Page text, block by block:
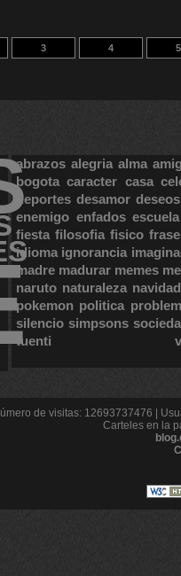
3 4 5
abrazos alegria alma
bogota caracter casa
deportes desamor deseos
enemigo enfados escuela
fiesta filosofia fisico
idioma ignorancia
madre madurar memes
naruto naturaleza navidad
pokemon politica
silencio simpsons
tuenti
de visitas: 12693737476 |
Carteles en la